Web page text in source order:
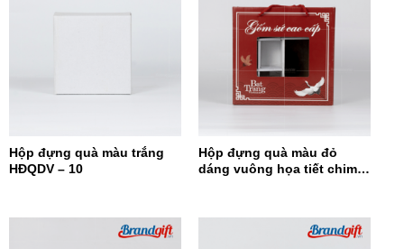
Hộp đựng quà màu trắng
HĐQDV – 10
Hộp đựng quà màu đỏ
dáng vuông họa tiết chim